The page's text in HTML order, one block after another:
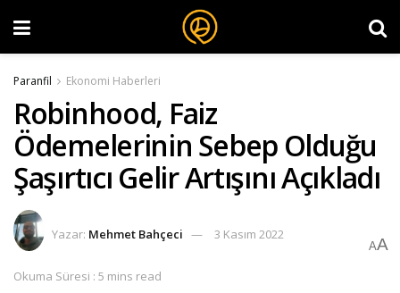
Paranfil Ekonomi Haberleri
Robinhood, Faiz
Ödemelerinin Sebep Olduğu
Şaşırtıcı Gelir Artışını Açıkladı
Yazar: Mehmet Bahçeci 3 Kasım 2022
Okuma Süresi : 5 mins read
AA